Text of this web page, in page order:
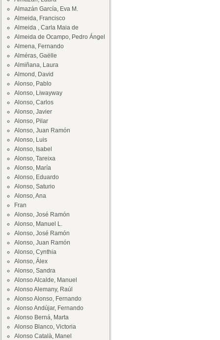
Almazán García, Eva M.
Almeida, Francisco
Almeida , Carla Maia de
Almeida de Ocampo, Pedro Ángel
Almena, Fernando
Alméras, Gaëlle
Almiñana, Laura
Almond, David
Alonso, Pablo
Alonso, Liwayway
Alonso, Carlos
Alonso, Javier
Alonso, Pilar
Alonso, Juan Ramón
Alonso, Luis
Alonso, Isabel
Alonso, Tareixa
Alonso, María
Alonso, Eduardo
Alonso, Saturio
Alonso, Ana
Fran
Alonso, José Ramón
Alonso, Manuel L.
Alonso, José Ramón
Alonso, Juan Ramón
Alonso, Cynthia
Alonso, Álex
Alonso, Sandra
Alonso Alcalde, Manuel
Alonso Alemany, Raúl
Alonso Alonso, Fernando
Alonso Andújar, Fernando
Alonso Berná, Marta
Alonso Blanco, Victoria
Alonso Català, Manel